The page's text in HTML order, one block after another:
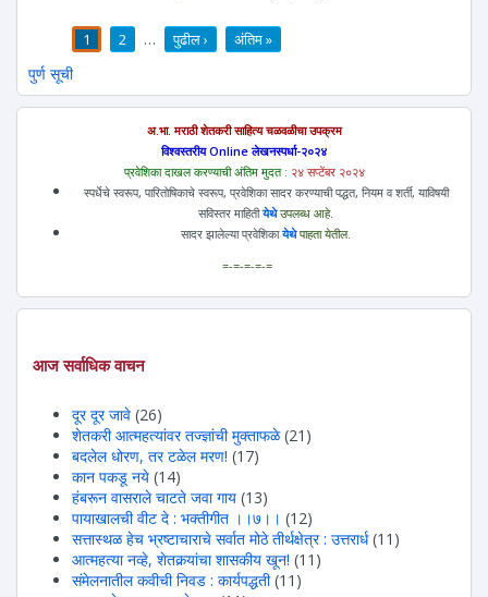
1 2 … पुढील › अंतिम »
पुर्ण सूची
अ.भा. मराठी शेतकरी साहित्य चळवळीचा उपक्रम
विश्वस्तरीय Online लेखनस्पर्धा-२०२४
प्रवेशिका दाखल करण्याची अंतिम मुदत : २४ सप्टेंबर २०२४
स्पर्धेचे स्वरूप, पारितोषिकाचे स्वरूप, प्रवेशिका सादर करण्याची पद्धत, नियम व शर्ती, याविषयी
सविस्तर माहितीयेथेउपलब्ध आहे.
सादर झालेल्या प्रवेशिकायेथेपाहता येतील.
=-=-=-=-=
आज सर्वाधिक वाचन
दूर दूर जावे (26)
शेतकरी आत्महत्यांवर तज्ज्ञांची मुक्ताफळे (21)
बदलेल धोरण, तर टळेल मरण! (17)
कान पकडू नये (14)
हंबरून वासराले चाटते जवा गाय (13)
पायाखालची वीट दे : भक्तीगीत ।।७।। (12)
सत्तास्थळ हेच भ्रष्टाचाराचे सर्वात मोठे तीर्थक्षेत्र : उत्तरार्ध (11)
आत्महत्या नव्हे, शेतकर्‍यांचा शासकीय खून! (11)
संमेलनातील कवीची निवड : कार्यपद्धती (11)